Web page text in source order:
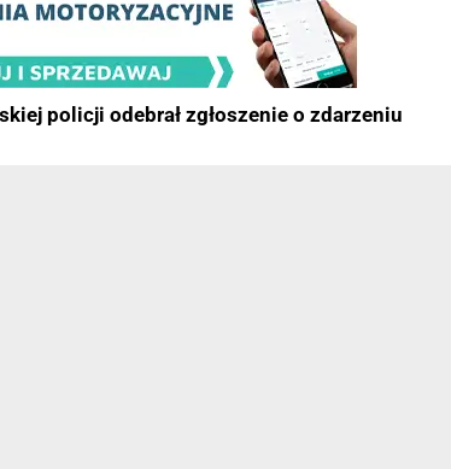
policji odebrał zgłoszenie o zdarzeniu